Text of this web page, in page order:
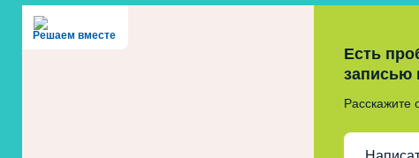
Решаем вместе
Есть
записью
Расскажите